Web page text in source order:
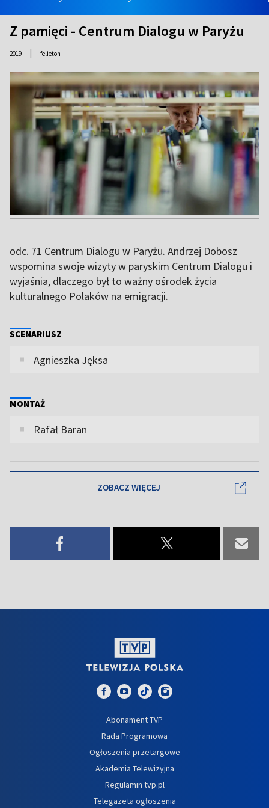
Z pamięci - Centrum Dialogu w Paryżu
2019 | felieton
odc. 71 Centrum Dialogu w Paryżu. Andrzej Dobosz
wspomina swoje wizyty w paryskim Centrum Dialogu i
wyjaśnia, dlaczego był to ważny ośrodek życia
kulturalnego Polaków na emigracji.
SCENARIUSZ
Agnieszka Jęksa
MONTAŻ
Rafał Baran
ZOBACZ WIĘCEJ
Abonament TVP
Rada Programowa
Ogłoszenia przetargowe
Akademia Telewizyjna
Regulamin tvp.pl
Telegazeta ogłoszenia